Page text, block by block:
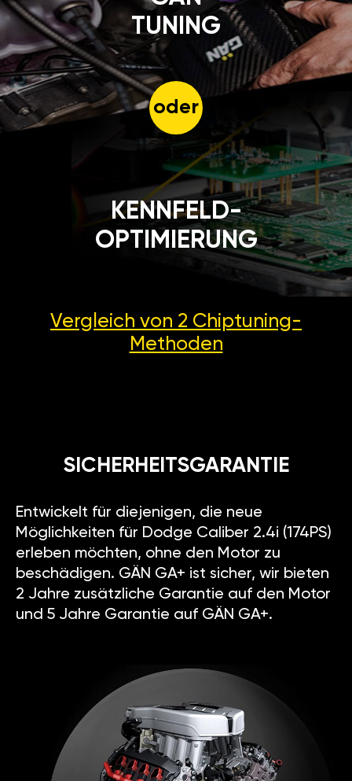
TUNING
oder
KENNFELD-
OPTIMIERUNG
Vergleich von 2 Chiptuning-
Methoden
SICHERHEITSGARANTIE
Entwickelt für diejenigen, die neue
Möglichkeiten für Dodge Caliber 2.4i (174PS)
erleben möchten, ohne den Motor zu
beschädigen. GÄN GA+ ist sicher, wir bieten
2 Jahre zusätzliche Garantie auf den Motor
und 5 Jahre Garantie auf GÄN GA+.